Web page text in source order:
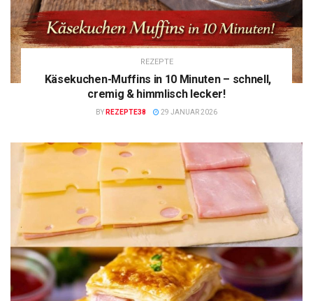
REZEPTE
Käsekuchen-Muffins in 10 Minuten – schnell,
cremig & himmlisch lecker!
BY REZEPTE38 29 JANUAR 2026